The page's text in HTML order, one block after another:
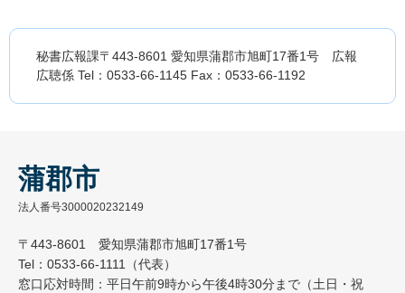
秘書広報課〒443-8601 愛知県蒲郡市旭町17番1号 広報
広聴係 Tel：0533-66-1145 Fax：0533-66-1192
蒲郡市
法人番号3000020232149
〒443-8601 愛知県蒲郡市旭町17番1号
Tel：0533-66-1111（代表）
窓口応対時間：平日午前9時から午後4時30分まで（土日・祝